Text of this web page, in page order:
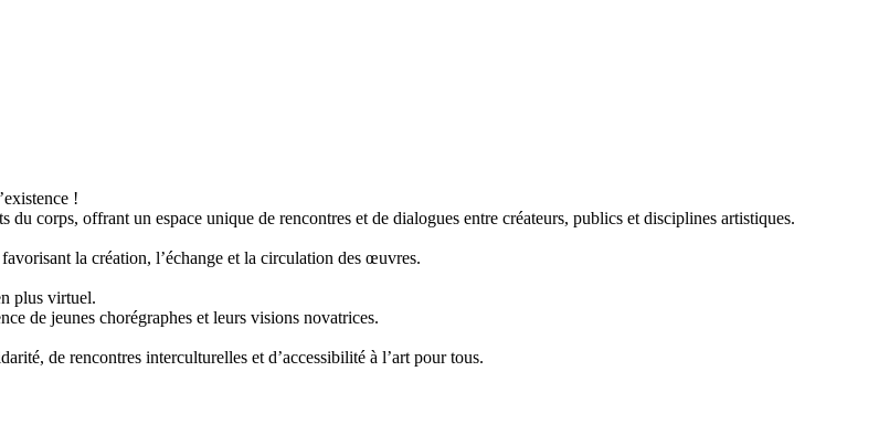
!
corps, offrant un espace unique de rencontres et de dialogues entre créateurs, publics et disciplines artistiques.
la création, l’échange et la circulation des œuvres.
plus virtuel.
de jeunes chorégraphes et leurs visions novatrices.
de rencontres interculturelles et d’accessibilité à l’art pour tous.